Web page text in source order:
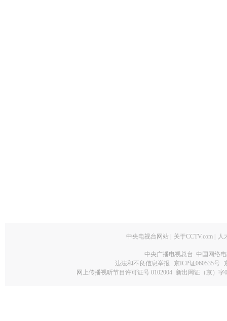
中央电视台网站 关于CCTV.com 人
中央广播电视总台 中国网络
违法和不良信息举报
京ICP证060535号
网上传播视听节目许可证号 0102004 新出网证（京）